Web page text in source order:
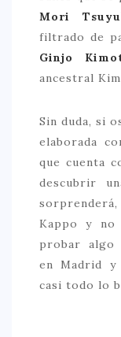
Mori
filtrado de
Ginjo
ancestral
Sin duda, si
elaborada
que cuenta
descubrir
sorprenderá,
Kappo y no
probar algo
en Madrid
casi todo lo